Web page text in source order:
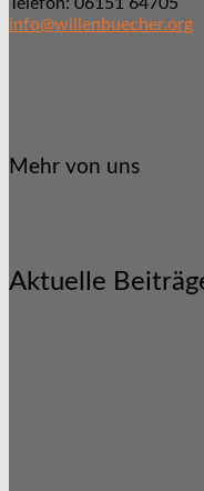
Telefon: 06151 64705
info@willenbuecher.org
Mehr von uns
Aktuelle